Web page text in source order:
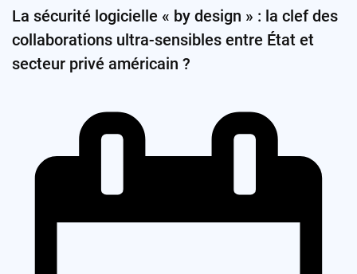
La sécurité logicielle « by design » : la clef des
collaborations ultra-sensibles entre État et
secteur privé américain ?